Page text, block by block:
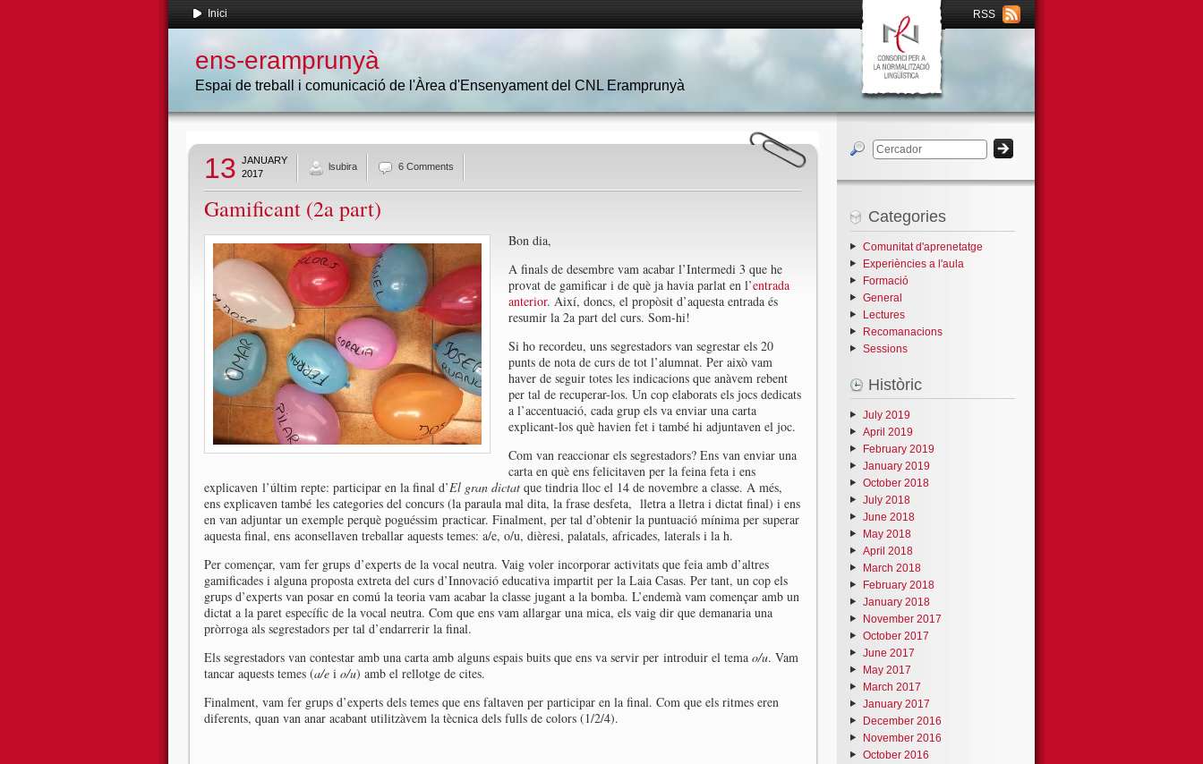
RSS
Inici
ens-eramprunyà
Espai de treball i comunicació de l'Àrea d'Ensenyament del CNL Eramprunyà
13 JANUARY
2017
lsubira 6 Comments
Gamificant (2a part)
Bon dia,
A finals de desembre vam acabar l’Intermedi 3 que he
provat de gamificar i de què ja havia parlat en l’entrada
anterior. Així, doncs, el propòsit d’aquesta entrada és
resumir la 2a part del curs. Som-hi!
Si ho recordeu, uns segrestadors van segrestar els 20
punts de nota de curs de tot l’alumnat. Per això vam
haver de seguir totes les indicacions que anàvem rebent
per tal de recuperar-los. Un cop elaborats els jocs dedicats
a l’accentuació, cada grup els va enviar una carta
explicant-los què havien fet i també hi adjuntaven el joc.
Com van reaccionar els segrestadors? Ens van enviar una
carta en què ens felicitaven per la feina feta i ens
explicaven l’últim repte: participar en la final d’El gran dictat que tindria lloc el 14 de novembre a classe. A més,
ens explicaven també les categories del concurs (la paraula mal dita, la frase desfeta, lletra a lletra i dictat final) i ens
en van adjuntar un exemple perquè poguéssim practicar. Finalment, per tal d’obtenir la puntuació mínima per superar
aquesta final, ens aconsellaven treballar aquests temes: a/e, o/u, dièresi, palatals, africades, laterals i la h.
Per començar, vam fer grups d’experts de la vocal neutra. Vaig voler incorporar activitats que feia amb d’altres
gamificades i alguna proposta extreta del curs d’Innovació educativa impartit per la Laia Casas. Per tant, un cop els
grups d’experts van posar en comú la teoria vam acabar la classe jugant a la bomba. L’endemà vam començar amb un
dictat a la paret específic de la vocal neutra. Com que ens vam allargar una mica, els vaig dir que demanaria una
pròrroga als segrestadors per tal d’endarrerir la final.
Els segrestadors van contestar amb una carta amb alguns espais buits que ens va servir per introduir el tema o/u. Vam
tancar aquests temes (a/e i o/u) amb el rellotge de cites.
Finalment, vam fer grups d’experts dels temes que ens faltaven per participar en la final. Com que els ritmes eren
diferents, quan van anar acabant utilitzàvem la tècnica dels fulls de colors (1/2/4).
Categories
Comunitat d'aprenetatge
Experiències a l'aula
Formació
General
Lectures
Recomanacions
Sessions
Històric
July 2019
April 2019
February 2019
January 2019
October 2018
July 2018
June 2018
May 2018
April 2018
March 2018
February 2018
January 2018
November 2017
October 2017
June 2017
May 2017
March 2017
January 2017
December 2016
November 2016
October 2016